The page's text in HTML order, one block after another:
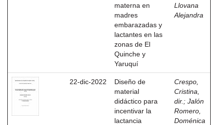
materna en
madres
embarazadas y
lactantes en las
zonas de El
Quinche y
Yaruquí
Llovana
Alejandra
22-dic-2022
Diseño de
material
didáctico para
incentivar la
lactancia
Crespo,
Cristina,
dir. ; Jalón
Romero,
Doménica